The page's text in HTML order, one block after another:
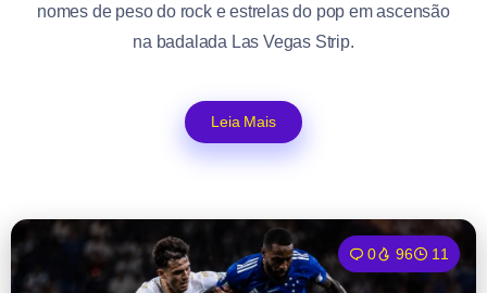
nomes de peso do rock e estrelas do pop em ascensão
na badalada Las Vegas Strip.
Leia Mais
0 96 11